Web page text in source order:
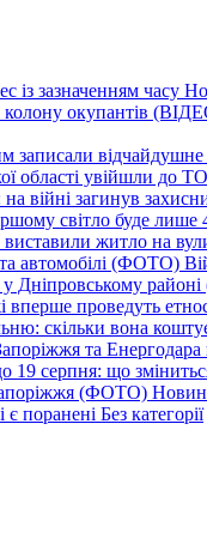
із зазначенням часу
окупантів
записали
області увійшли
загинув захисник
світло буде лише
виставили житло на
автомобілі (ФОТО)
у Дніпровському
вперше проведуть
скільки вона
та
19 серпня: що
Запоріжжя (ФОТО)
є поранені Без категорії